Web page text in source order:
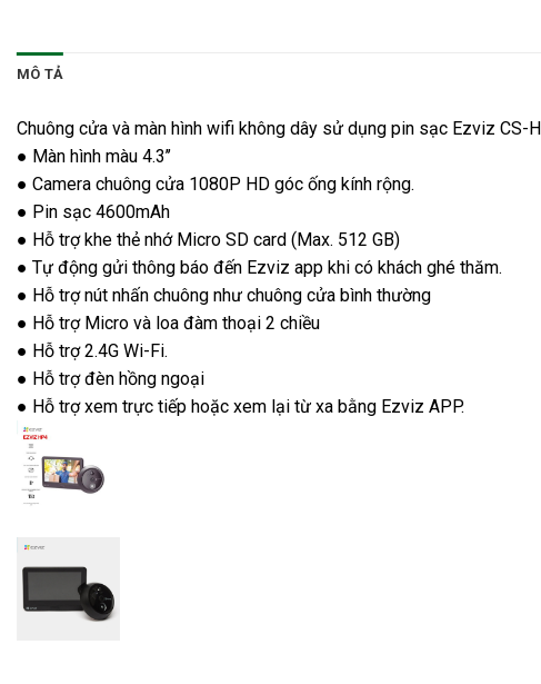
MÔ TẢ
Chuông cửa và màn hình wifi không dây sử dụng pin sạc Ezviz CS-
● Màn hình màu 4.3’’
● Camera chuông cửa 1080P HD góc ống kính rộng.
● Pin sạc 4600mAh
● Hỗ trợ khe thẻ nhớ Micro SD card (Max. 512 GB)
● Tự động gửi thông báo đến Ezviz app khi có khách ghé thăm.
● Hỗ trợ nút nhấn chuông như chuông cửa bình thường
● Hỗ trợ Micro và loa đàm thoại 2 chiều
● Hỗ trợ 2.4G Wi-Fi.
● Hỗ trợ đèn hồng ngoại
● Hỗ trợ xem trực tiếp hoặc xem lại từ xa bằng Ezviz APP.